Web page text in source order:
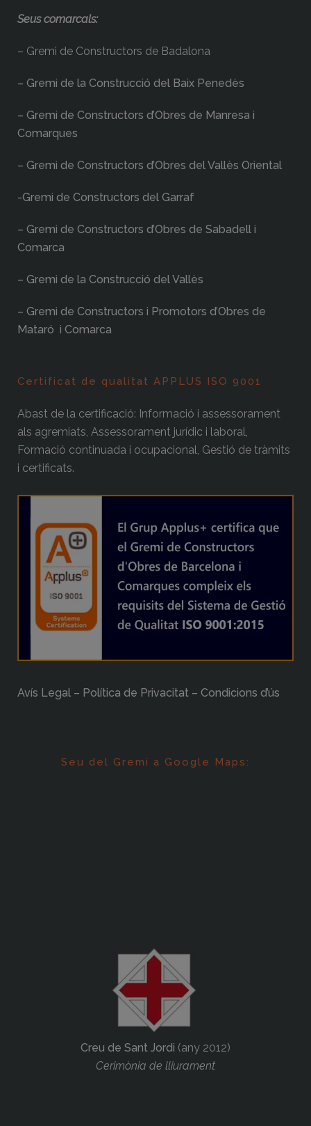
Seus comarcals:
– Gremi de Constructors de Badalona
– Gremi de la Construcció del Baix Penedès
– Gremi de Constructors d’Obres de Manresa i
Comarques
– Gremi de Constructors d’Obres del Vallès Oriental
-Gremi de Constructors del Garraf
– Gremi de Constructors d’Obres de Sabadell i
Comarca
– Gremi de la Construcció del Vallès
– Gremi de Constructors i Promotors d’Obres de
Mataró i Comarca
Certificat de qualitat APPLUS ISO 9001
Abast de la certificació: Informació i assessorament
als agremiats, Assessorament jurídic i laboral,
Formació continuada i ocupacional, Gestió de tràmits
i certificats.
Avís Legal – Política de Privacitat – Condicions d’ús
Seu del Gremi a Google Maps:
Creu de Sant Jordi (any 2012)
Cerimònia de lliurament